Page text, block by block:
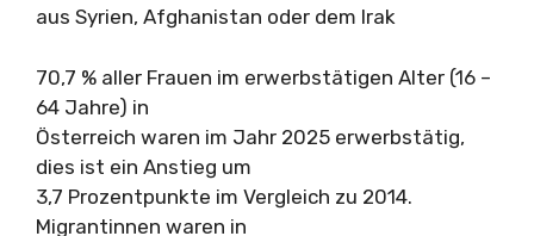
aus Syrien, Afghanistan oder dem Irak
70,7 % aller Frauen im erwerbstätigen Alter (16 –
64 Jahre) in
Österreich waren im Jahr 2025 erwerbstätig,
dies ist ein Anstieg um
3,7 Prozentpunkte im Vergleich zu 2014.
Migrantinnen waren in